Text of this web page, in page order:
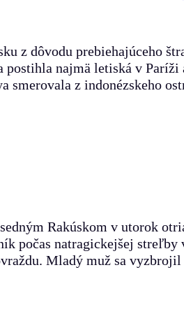
z dôvodu prebiehajúceho
najmä letiská v
z indonézskeho
Rakúskom v utorok
počas natragickejšej
Mladý muž sa